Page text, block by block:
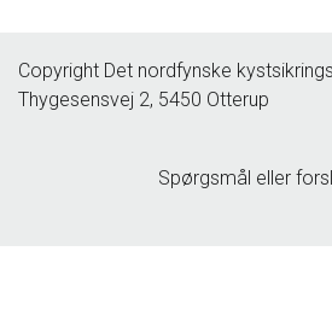
Copyright Det nordfynske
Thygesensvej 2, 5450 Otterup
Spørgsmål eller